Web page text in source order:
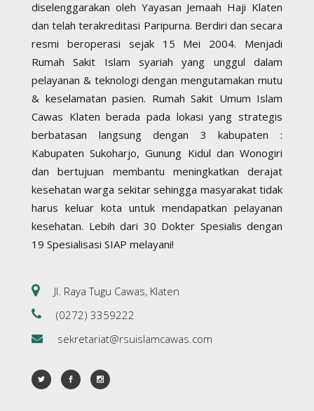
diselenggarakan oleh Yayasan Jemaah Haji Klaten
dan telah terakreditasi Paripurna. Berdiri dan secara
resmi beroperasi sejak 15 Mei 2004. Menjadi
Rumah Sakit Islam syariah yang unggul dalam
pelayanan & teknologi dengan mengutamakan mutu
& keselamatan pasien. Rumah Sakit Umum Islam
Cawas Klaten berada pada lokasi yang strategis
berbatasan langsung dengan 3 kabupaten :
Kabupaten Sukoharjo, Gunung Kidul dan Wonogiri
dan bertujuan membantu meningkatkan derajat
kesehatan warga sekitar sehingga masyarakat tidak
harus keluar kota untuk mendapatkan pelayanan
kesehatan. Lebih dari 30 Dokter Spesialis dengan
19 Spesialisasi SIAP melayani!
Jl. Raya Tugu Cawas, Klaten
(0272) 3359222
sekretariat@rsuislamcawas.com